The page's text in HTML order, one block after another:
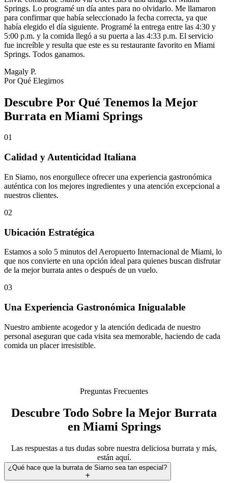
Springs. Lo programé un día antes para no olvidarlo. Me llamaron
para confirmar que había seleccionado la fecha correcta, ya que
había elegido el día siguiente. Programé la entrega entre las 4:30 y
5:00 p.m. y la comida llegó a su puerta a las 4:33 p.m. El servicio
fue increíble y resulta que este es su restaurante favorito en Miami
Springs. Todos ganamos.
Magaly P.
Por Qué Elegirnos
Descubre Por Qué Tenemos la Mejor
Burrata en Miami Springs
01
Calidad y Autenticidad Italiana
En Siamo, nos enorgullece ofrecer una experiencia gastronómica
auténtica con los mejores ingredientes y una atención excepcional a
nuestros clientes.
02
Ubicación Estratégica
Estamos a solo 5 minutos del Aeropuerto Internacional de Miami, lo
que nos convierte en una opción ideal para quienes buscan disfrutar
de la mejor burrata antes o después de un vuelo.
03
Una Experiencia Gastronómica Inigualable
Nuestro ambiente acogedor y la atención dedicada de nuestro
personal aseguran que cada visita sea memorable, haciendo de cada
comida un placer irresistible.
Preguntas Frecuentes
Descubre Todo Sobre la Mejor Burrata
en Miami Springs
Las respuestas a tus dudas sobre nuestra deliciosa burrata y más,
están aquí.
¿Qué hace que la burrata de Siamo sea tan especial?